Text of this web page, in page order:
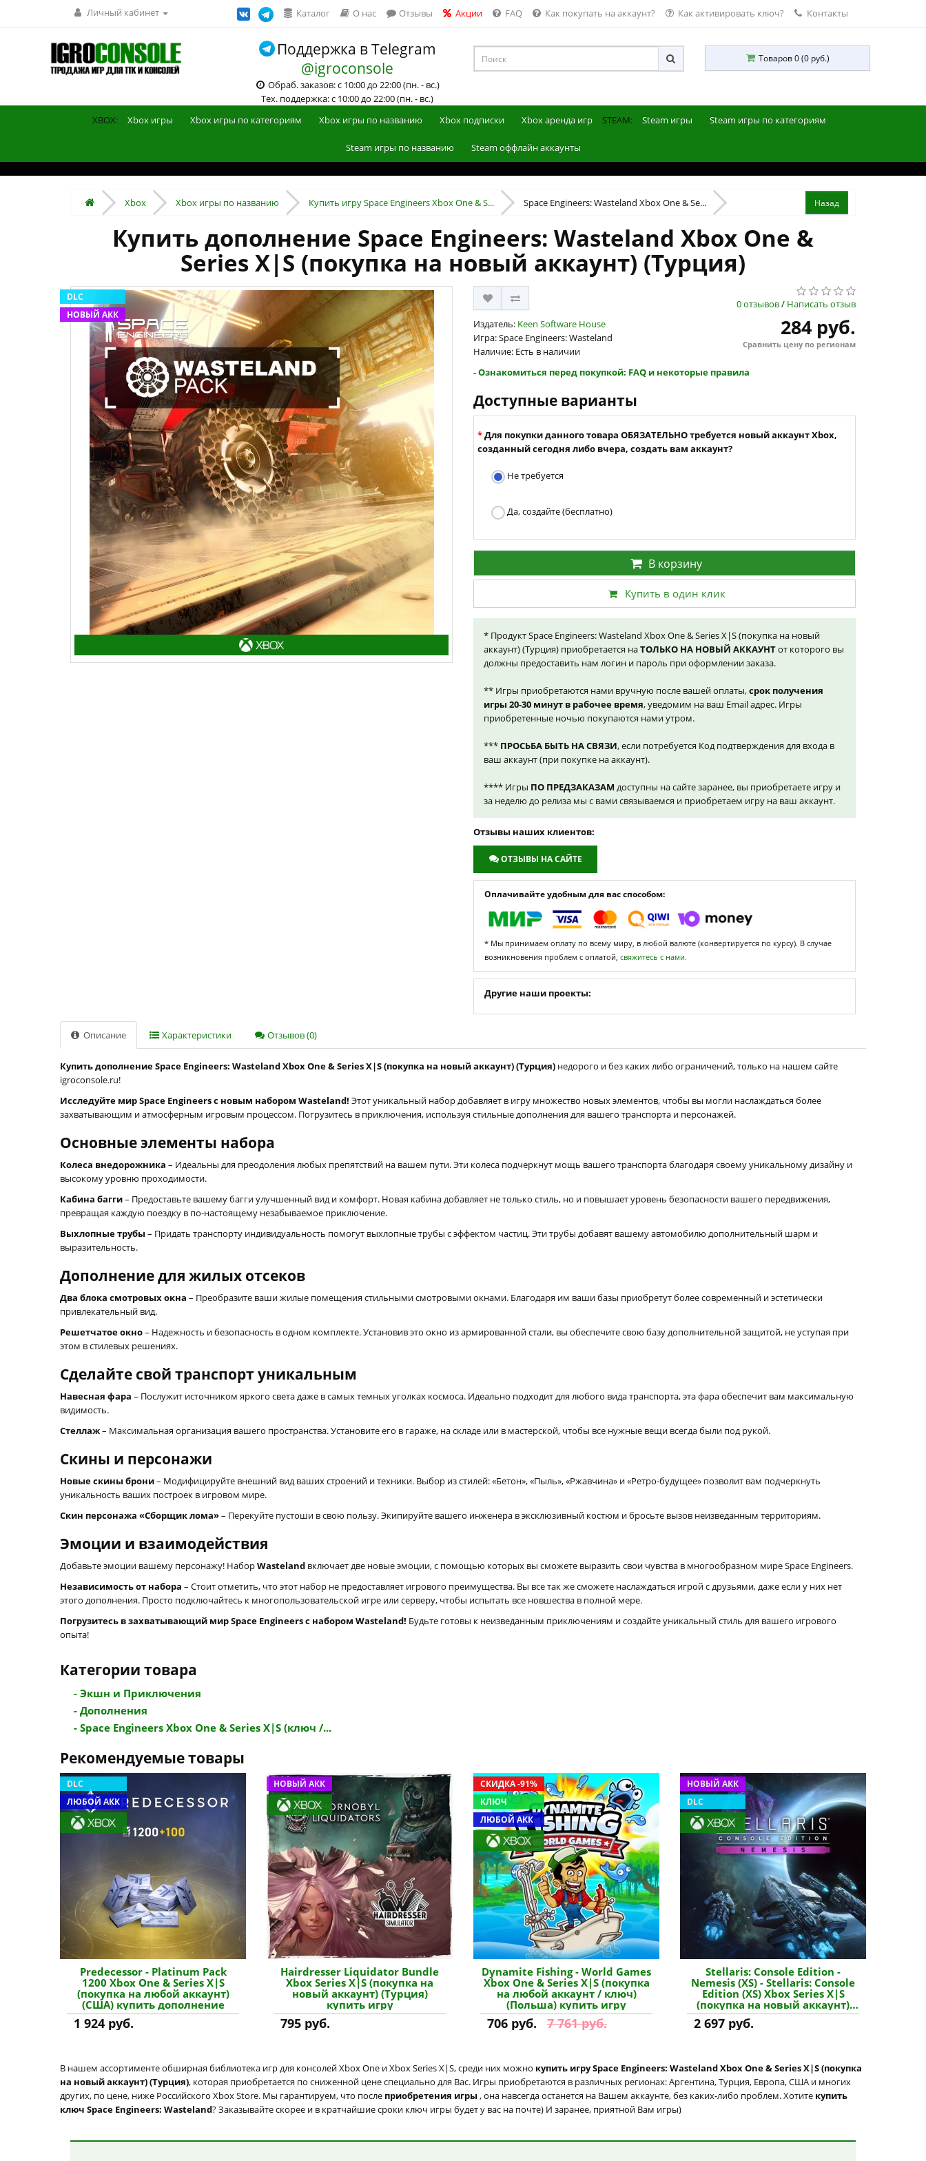
Личный кабинет Каталог О нас Отзывы Акции FAQ Как покупать на аккаунт? Как активировать ключ? Контакты
Поддержка в Telegram
@igroconsole
Обраб. заказов: с 10:00 до 22:00 (пн. - вс.)
Тех. поддержка: с 10:00 до 22:00 (пн. - вс.)
Товаров 0 (0 руб.)
XBOX: Xbox игры Xbox игры по категориям Xbox игры по названию Xbox подписки Xbox аренда игр STEAM: Steam игры Steam игры по категориям
Steam игры по названию Steam оффлайн аккаунты
Xbox Xbox игры по названию Купить игру Space Engineers Xbox One & S... Space Engineers: Wasteland Xbox One & Se...
Купить дополнение Space Engineers: Wasteland Xbox One &
Series X|S (покупка на новый аккаунт) (Турция)
DLC
НОВЫЙ АКК
0 отзывов/ Написать отзыв
Издатель: Keen Software House
Игра: Space Engineers: Wasteland
Наличие: Есть в наличии
284 руб.
Сравнить цену по регионам
- Ознакомиться перед покупкой: FAQ и некоторые правила
Доступные варианты
Для покупки данного товара ОБЯЗАТЕЛЬНО требуется новый аккаунт Xbox,
созданный сегодня либо вчера, создать вам аккаунт?
Не требуется
Да, создайте (бесплатно)
В корзину
Купить в один клик
* Продукт Space Engineers: Wasteland Xbox One & Series X|S (покупка на новый
аккаунт) (Турция) приобретается наТОЛЬКО НА НОВЫЙ АККАУНТот которого вы
должны предоставить нам логин и пароль при оформлении заказа.
** Игры приобретаются нами вручную после вашей оплаты,срок получения
игры 20-30 минут в рабочее время, уведомим на ваш Email адрес. Игры
приобретенные ночью покупаются нами утром.
*** ПРОСЬБА БЫТЬ НА СВЯЗИ, если потребуется Код подтверждения для входа в
ваш аккаунт (при покупке на аккаунт).
**** Игры ПО ПРЕДЗАКАЗАМ доступны на сайте заранее, вы приобретаете игру и
за неделю до релиза мы с вами связываемся и приобретаем игру на ваш аккаунт.
Отзывы наших клиентов:
ОТЗЫВЫ НА САЙТЕ
Оплачивайте удобным для вас способом:
* Мы принимаем оплату по всему миру, в любой валюте (конвертируется по курсу). В случае
возникновения проблем с оплатой, свяжитесь с нами.
Другие наши проекты:
Описание Характеристики Отзывов (0)
Купить дополнение Space Engineers: Wasteland Xbox One & Series X|S (покупка на новый аккаунт) (Турция) недорого и без каких либо ограничений, только на нашем сайте
igroconsole.ru!
Исследуйте мир Space Engineers с новым набором Wasteland! Этот уникальный набор добавляет в игру множество новых элементов, чтобы вы могли наслаждаться более
захватывающим и атмосферным игровым процессом. Погрузитесь в приключения, используя стильные дополнения для вашего транспорта и персонажей.
Основные элементы набора
Колеса внедорожника – Идеальны для преодоления любых препятствий на вашем пути. Эти колеса подчеркнут мощь вашего транспорта благодаря своему уникальному дизайну и
высокому уровню проходимости.
Кабина багги– Предоставьте вашему багги улучшенный вид и комфорт. Новая кабина добавляет не только стиль, но и повышает уровень безопасности вашего передвижения,
превращая каждую поездку в по-настоящему незабываемое приключение.
Выхлопные трубы – Придать транспорту индивидуальность помогут выхлопные трубы с эффектом частиц. Эти трубы добавят вашему автомобилю дополнительный шарм и
выразительность.
Дополнение для жилых отсеков
Два блока смотровых окна – Преобразите ваши жилые помещения стильными смотровыми окнами. Благодаря им ваши базы приобретут более современный и эстетически
привлекательный вид.
Решетчатое окно– Надежность и безопасность в одном комплекте. Установив это окно из армированной стали, вы обеспечите свою базу дополнительной защитой, не уступая при
этом в стилевых решениях.
Сделайте свой транспорт уникальным
Навесная фара – Послужит источником яркого света даже в самых темных уголках космоса. Идеально подходит для любого вида транспорта, эта фара обеспечит вам максимальную
видимость.
Стеллаж– Максимальная организация вашего пространства. Установите его в гараже, на складе или в мастерской, чтобы все нужные вещи всегда были под рукой.
Скины и персонажи
Новые скины брони– Модифицируйте внешний вид ваших строений и техники. Выбор из стилей: «Бетон», «Пыль», «Ржавчина» и «Ретро-будущее» позволит вам подчеркнуть
уникальность ваших построек в игровом мире.
Скин персонажа «Сборщик лома»– Перекуйте пустоши в свою пользу. Экипируйте вашего инженера в эксклюзивный костюм и бросьте вызов неизведанным территориям.
Эмоции и взаимодействия
Добавьте эмоции вашему персонажу! НаборWasteland включает две новые эмоции, с помощью которых вы сможете выразить свои чувства в многообразном мире Space Engineers.
Независимость от набора – Стоит отметить, что этот набор не предоставляет игрового преимущества. Вы все так же сможете наслаждаться игрой с друзьями, даже если у них нет
этого дополнения. Просто подключайтесь к многопользовательской игре или серверу, чтобы испытать все новшества в полной мере.
Погрузитесь в захватывающий мир Space Engineers с набором Wasteland! Будьте готовы к неизведанным приключениям и создайте уникальный стиль для вашего игрового
опыта!
Категории товара
- Экшн и Приключения
- Дополнения
- Space Engineers Xbox One & Series X|S (ключ /...
Рекомендуемые товары
DLC
ЛЮБОЙ АКК
Predecessor - Platinum Pack
1200 Xbox One & Series X|S
(покупка на любой аккаунт)
(США) купить дополнение
1 924 руб.
НОВЫЙ АКК
Hairdresser Liquidator Bundle
Xbox Series X|S (покупка на
новый аккаунт) (Турция)
купить игру
795 руб.
СКИДКА -91%
КЛЮЧ
ЛЮБОЙ АКК
Dynamite Fishing - World Games
Xbox One & Series X|S (покупка
на любой аккаунт / ключ)
(Польша) купить игру
706 руб. 7 761 руб.
НОВЫЙ АКК
DLC
Stellaris: Console Edition -
Nemesis (XS) - Stellaris: Console
Edition (XS) Xbox Series X|S
(покупка на новый аккаунт)
(Турция) купить дополнение
2 697 руб.
В нашем ассортименте обширная библиотека игр для консолей Xbox One и Xbox Series X|S, среди них можно купить игру Space Engineers: Wasteland Xbox One & Series X|S (покупка
на новый аккаунт) (Турция), которая приобретается по сниженной цене специально для Вас. Игры приобретаются в различных регионах: Аргентина, Турция, Европа, США и многих
других, по цене, ниже Российского Xbox Store. Мы гарантируем, что после приобретения игры , она навсегда останется на Вашем аккаунте, без каких-либо проблем. Хотите купить
ключ Space Engineers: Wasteland? Заказывайте скорее и в кратчайшие сроки ключ игры будет у вас на почте) И заранее, приятной Вам игры)